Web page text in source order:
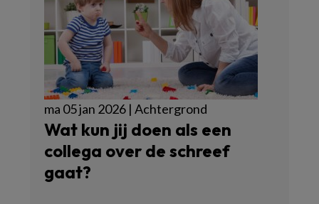
ma 05 jan 2026 | Achtergrond
Wat kun jij doen als een
collega over de schreef
gaat?